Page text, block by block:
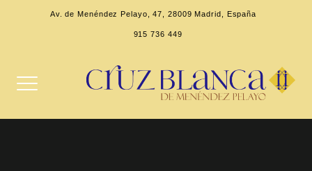
Av. de Menéndez Pelayo, 47, 28009 Madrid, España
915 736 449